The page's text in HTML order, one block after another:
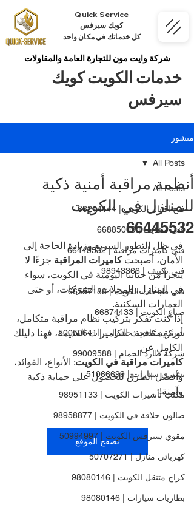
Quick Service
كويك سيرفس
كل خدماتك في مكان واحد
شركة وايت مون للتجارة العامة والمقاولات
خدمات الكويت كويك
سيرفس
منشور
All Posts
فتح اقفال الكويت | 66214144
فني ستلايت | 66885009
فني كاميرات مراقبة | 66445532
فني تكييف | 98943366
فني طباخات الكويت | 66557188
صباغ الكويت | 66874433
شركة مكافحة حشرات | 50050641
شركة طارد الحمام | 99009588
نشتري سيارات | 51066699
مكتب تأشيرات الكويت | 98951133
صالون حلاقة في الكويت | 98958877
مقوي سيرفس الكويت | 50994997
كهربائي منازل | 50707271
كراج متنقل الكويت | 98080146
بطاريات سيارات | 98080146
All Posts
أنظمة مراقبة أمنية ذكية
للمنازل في الكويت
66445532
في ظل التطور السريع وزيادة الحاجة إلى
الأمان، أصبحت كاميرات المراقبة جزءًا لا
يتجزأ من حياتنا اليومية في الكويت، سواء
في المنازل، المحلات، الشركات، أو حتى
العمارات السكنية.
إذا كنت تفكر بتركيب نظام مراقبة متكامل،
أو تريد تحديث الكاميرات القديمة، فهنا دليلك
الكامل عن
كاميرات مراقبة في الكويت: الأنواع، الفوائد،
وأفضل الطرق للحصول على حماية ذكية
وآمنة!
تصفح الموقع